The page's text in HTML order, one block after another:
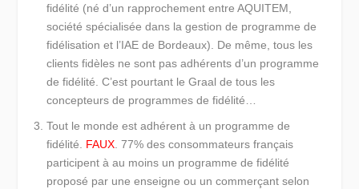
fidélité (né d’un rapprochement entre AQUITEM,
société spécialisée dans la gestion de programme de
fidélisation et l’IAE de Bordeaux). De même, tous les
clients fidèles ne sont pas adhérents d’un programme
de fidélité. C’est pourtant le Graal de tous les
concepteurs de programmes de fidélité…
Tout le monde est adhérent à un programme de
fidélité. FAUX. 77% des consommateurs français
participent à au moins un programme de fidélité
proposé par une enseigne ou un commerçant selon